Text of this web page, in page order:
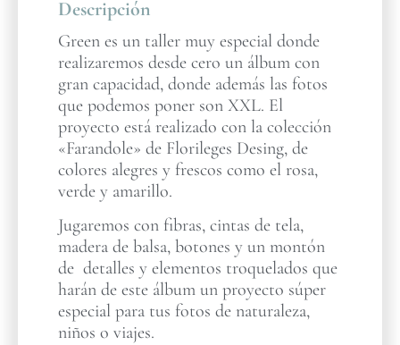
Descripción
Green es un taller muy especial donde
realizaremos desde cero un álbum con
gran capacidad, donde además las fotos
que podemos poner son XXL. El
proyecto está realizado con la colección
«Farandole» de Florileges Desing, de
colores alegres y frescos como el rosa,
verde y amarillo.
Jugaremos con fibras, cintas de tela,
madera de balsa, botones y un montón
de detalles y elementos troquelados que
harán de este álbum un proyecto súper
especial para tus fotos de naturaleza,
niños o viajes.